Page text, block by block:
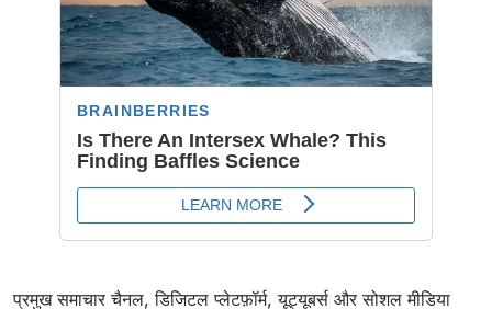
प्रमुख समाचार चैनल, डिजिटल प्लेटफ़ॉर्म, यूट्यूबर्स और सोशल मीडिया